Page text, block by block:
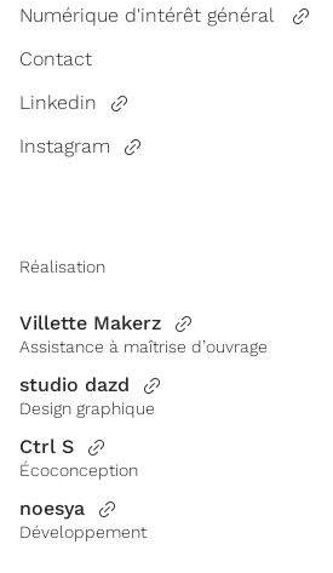
Numérique d'intérêt général
Contact
Linkedin
Instagram
Réalisation
Villette Makerz
Assistance à maîtrise d’ouvrage
studio dazd
Design graphique
Ctrl S
Écoconception
noesya
Développement